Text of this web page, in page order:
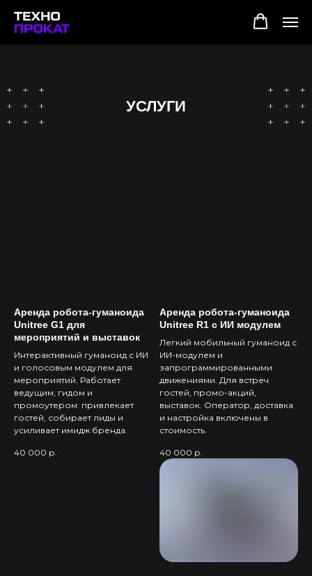
Аренда робота-гуманоида
Unitree G1 для
мероприятий и выставок
Интерактивный гуманоид с ИИ
и голосовым модулем для
мероприятий. Работает
ведущим, гидом и
промоутером: привлекает
гостей, собирает лиды и
усиливает имидж бренда.
40 000 р.
Аренда робота-гуманоида
Unitree R1 с ИИ модулем
Легкий мобильный гуманоид с
ИИ-модулем и
запрограммированными
движениями. Для встреч
гостей, промо-акций,
выставок. Оператор, доставка
и настройка включены в
стоимость.
40 000 р.